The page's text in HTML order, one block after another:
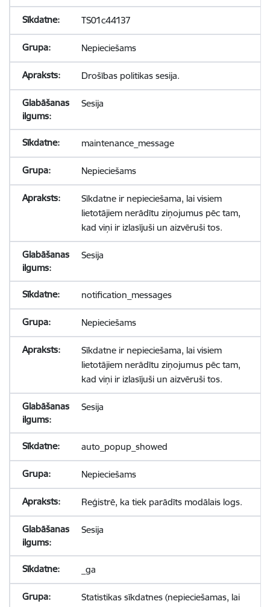
TS01c44137
Nepieciešams
Drošības politikas sesija.
Sesija
maintenance_message
Nepieciešams
Sīkdatne ir nepieciešama, lai visiem
lietotājiem nerādītu ziņojumus pēc tam,
kad viņi ir izlasījuši un aizvēruši tos.
Sesija
notification_messages
Nepieciešams
Sīkdatne ir nepieciešama, lai visiem
lietotājiem nerādītu ziņojumus pēc tam,
kad viņi ir izlasījuši un aizvēruši tos.
Sesija
auto_popup_showed
Nepieciešams
Reģistrē, ka tiek parādīts modālais logs.
Sesija
_ga
Statistikas sīkdatnes (nepieciešamas, lai